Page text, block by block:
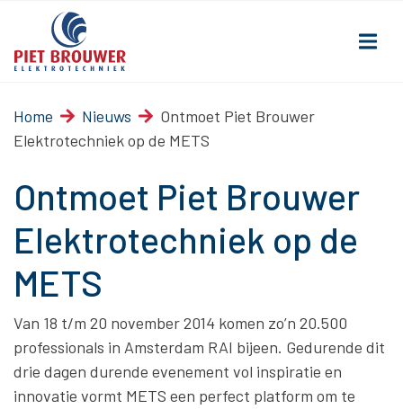
Home Nieuws
Ontmoet Piet Brouwer
Elektrotechniek op de METS
Ontmoet Piet Brouwer
Elektrotechniek op de
METS
Van 18 t/m 20 november 2014 komen zo’n 20.500
professionals in Amsterdam RAI bijeen. Gedurende dit
drie dagen durende evenement vol inspiratie en
innovatie vormt METS een perfect platform om te